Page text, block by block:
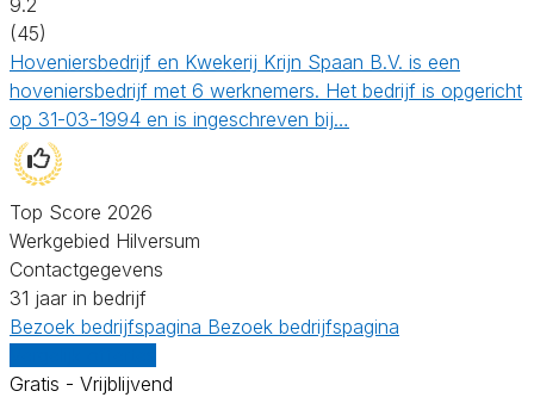
(45)
Hoveniersbedrijf en Kwekerij Krijn Spaan B.V. is een
hoveniersbedrijf met 6 werknemers. Het bedrijf is opgericht
op 31-03-1994 en is ingeschreven bij…
Top Score 2026
Werkgebied Hilversum
Contactgegevens
31 jaar in bedrijf
Bezoek bedrijfspagina Bezoek bedrijfspagina
Gratis - Vrijblijvend